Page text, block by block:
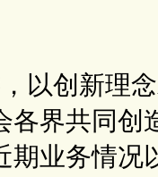
以创新理
各界共同创
期业务情况